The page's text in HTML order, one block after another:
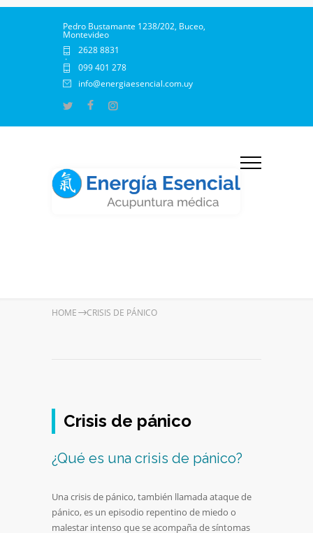
Pedro Bustamante 1238/202, Buceo,
Montevideo
2628 8831
·
099 401 278
info@energiaesencial.com.uy
HOME CRISIS DE PÁNICO
Crisis de pánico
¿Qué es una crisis de pánico?
Una crisis de pánico, también llamada ataque de
pánico, es un episodio repentino de miedo o
malestar intenso que se acompaña de síntomas